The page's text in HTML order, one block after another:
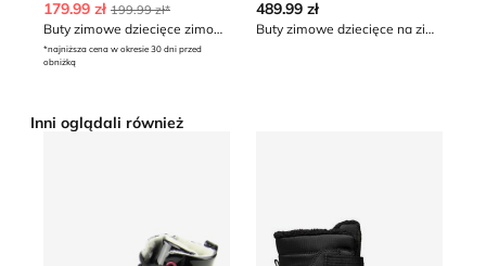
179.99 zł 199.99 zł*
Buty zimowe dziecięce zimowe Puma
*najniższa cena w okresie 30 dni przed
obniżką
489.99 zł
Buty zimowe dziecięce na zimę Primigi
Inni oglądali również